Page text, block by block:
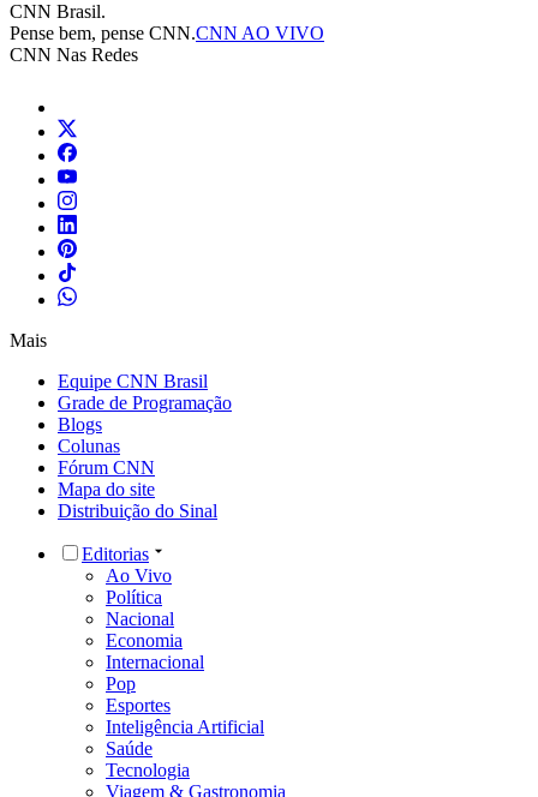
CNN Brasil.
Pense bem, pense CNN.CNN AO VIVO
CNN Nas Redes
Mais
Equipe CNN Brasil
Grade de Programação
Blogs
Colunas
Fórum CNN
Mapa do site
Distribuição do Sinal
Editorias
Ao Vivo
Política
Nacional
Economia
Internacional
Pop
Esportes
Inteligência Artificial
Saúde
Tecnologia
Viagem & Gastronomia